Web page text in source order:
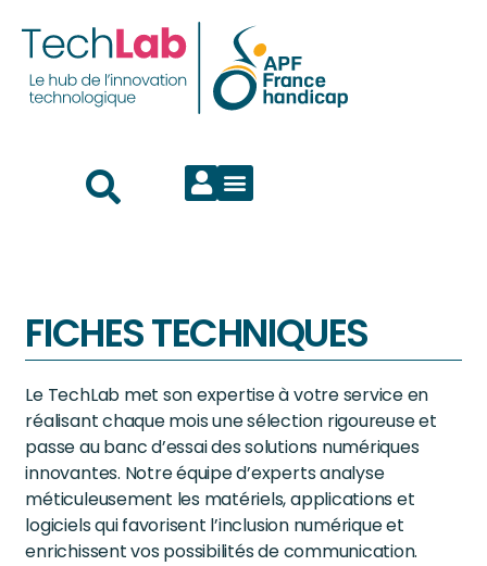
FICHES TECHNIQUES
Le TechLab met son expertise à votre service en
réalisant chaque mois une sélection rigoureuse et
passe au banc d’essai des solutions numériques
innovantes. Notre équipe d’experts analyse
méticuleusement les matériels, applications et
logiciels qui favorisent l’inclusion numérique et
enrichissent vos possibilités de communication.